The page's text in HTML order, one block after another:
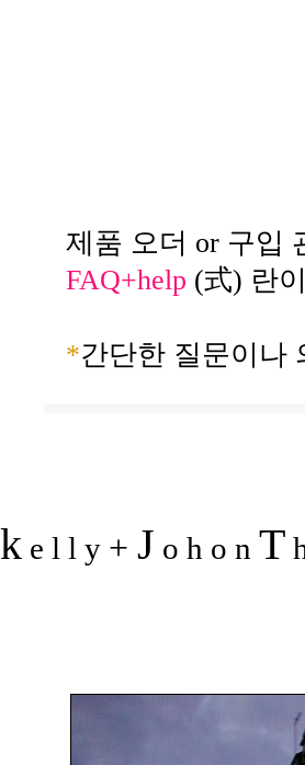
제품 오더 or 구입
FAQ+help (式) 란
*간단한 질문이나
k e l l y + J o h o n T